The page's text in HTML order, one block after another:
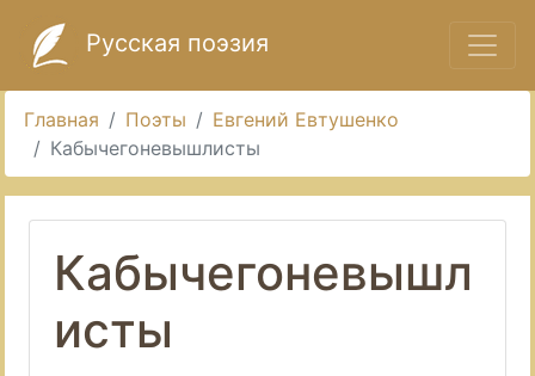
Русская поэзия
Главная Поэты
Евгений Евтушенко
Кабычегоневышлисты
Кабычегоневышл
исты